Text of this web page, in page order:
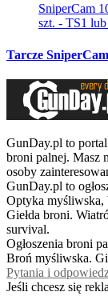
Tarcze
GunDay.pl to
broni palnej. Masz
osoby
GunDay.pl to
Optyka myśliwska,
Giełda broni.
survival.
Ogłoszenia broni
Broń myśliwska.
Pytania i
Jeśli chcesz się